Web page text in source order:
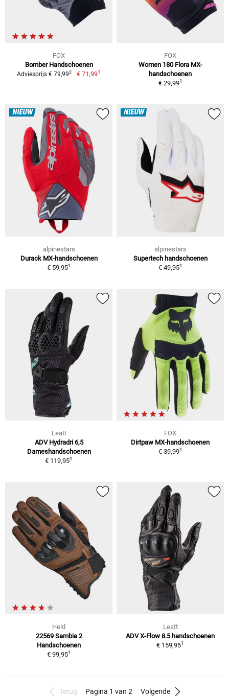
FOX
Bomber Handschoenen
Adviesprijs € 79,992 € 71,991
FOX
Women 180 Flora MX-
handschoenen
€ 29,991
NIEUW
alpinestars
Durack MX-handschoenen
€ 59,951
NIEUW
alpinestars
Supertech handschoenen
€ 49,951
Leatt
ADV Hydradri 6,5
Dameshandschoenen
€ 119,951
FOX
Dirtpaw MX-handschoenen
€ 39,991
Held
22569 Sambia 2
Handschoenen
€ 99,951
Leatt
ADV X-Flow 8.5 handschoenen
€ 159,951
Terug Pagina 1 van 2 Volgende